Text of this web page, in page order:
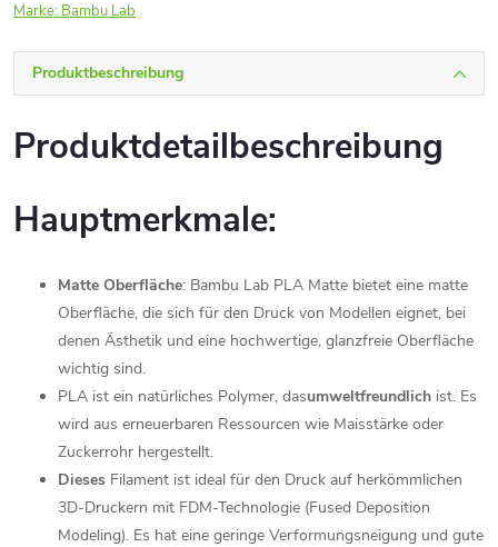
Marke: Bambu Lab
Produktbeschreibung
Produktdetailbeschreibung
Hauptmerkmale:
Matte Oberfläche: Bambu Lab PLA Matte bietet eine matte
Oberfläche, die sich für den Druck von Modellen eignet, bei
denen Ästhetik und eine hochwertige, glanzfreie Oberfläche
wichtig sind.
PLA ist ein natürliches Polymer, dasumweltfreundlich ist. Es
wird aus erneuerbaren Ressourcen wie Maisstärke oder
Zuckerrohr hergestellt.
Dieses Filament ist ideal für den Druck auf herkömmlichen
3D-Druckern mit FDM-Technologie (Fused Deposition
Modeling). Es hat eine geringe Verformungsneigung und gute